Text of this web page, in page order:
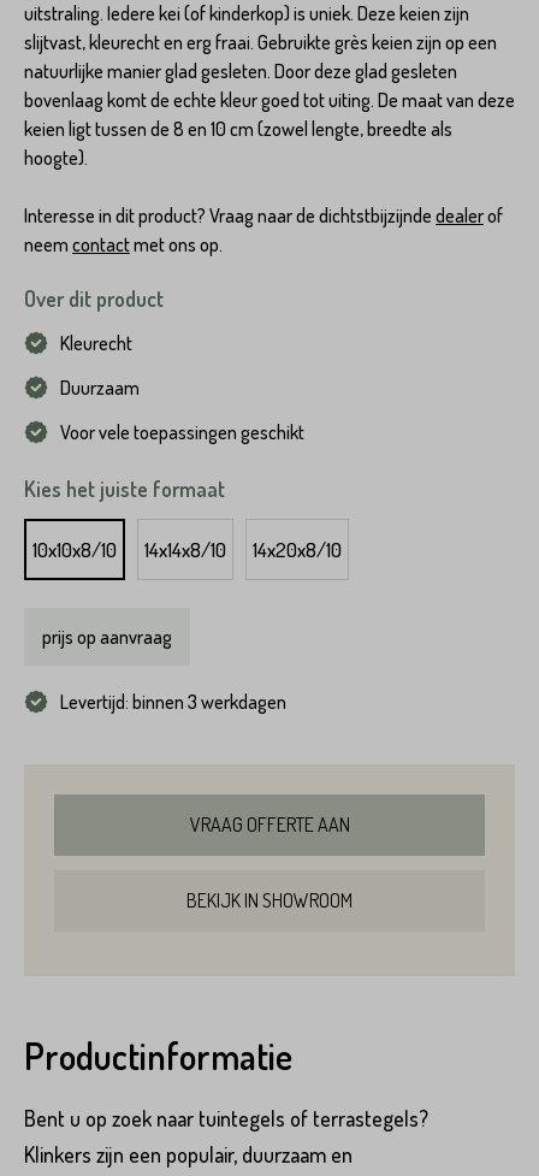
uitstraling. Iedere kei (of kinderkop) is uniek. Deze keien zijn
slijtvast, kleurecht en erg fraai. Gebruikte grès keien zijn op een
natuurlijke manier glad gesleten. Door deze glad gesleten
bovenlaag komt de echte kleur goed tot uiting. De maat van deze
keien ligt tussen de 8 en 10 cm (zowel lengte, breedte als
hoogte).
Interesse in dit product? Vraag naar de dichtstbijzijnde dealerof
neem contactmet ons op.
Over dit product
Kleurecht
Duurzaam
Voor vele toepassingen geschikt
Kies het juiste formaat
10x10x8/10 14x14x8/10 14x20x8/10
prijs op aanvraag
Levertijd: binnen 3 werkdagen
VRAAG OFFERTE AAN
BEKIJK IN SHOWROOM
Productinformatie
Bent u op zoek naar tuintegels of terrastegels?
Klinkers zijn een populair, duurzaam en
Product*